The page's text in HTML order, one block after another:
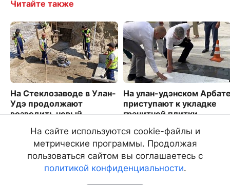
Читайте также
На Стеклозаводе в Улан-
Удэ продолжают
возводить новый
На улан-удэнском
приступают к укладке
гранитной плитки
1953
На сайте используются cookie-файлы и
метрические программы. Продолжая
пользоваться сайтом вы соглашаетесь с
политикой конфиденциальности.